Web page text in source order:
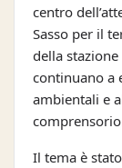
centro
Sasso per il
della
continuano a
ambientali e
Il tema è